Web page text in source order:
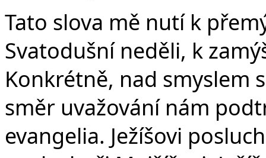
Tato slova mě nutí k
Svatodušní neděli, k
Konkrétně, nad smyslem
směr uvažování nám
evangelia. Ježíšovi